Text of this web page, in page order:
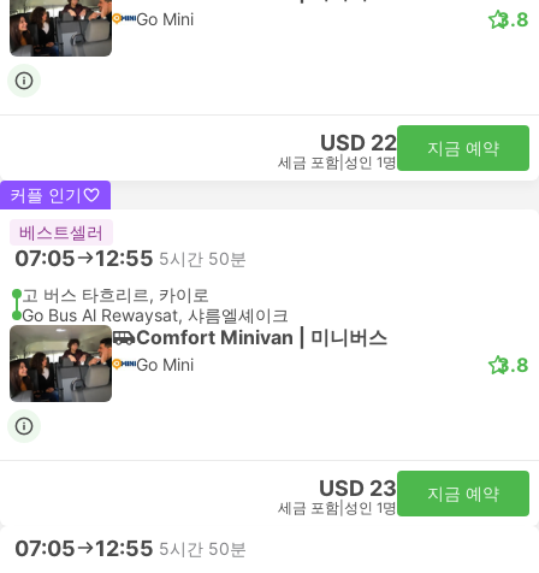
Go Mini 3.8
USD 22
세금 포함 성인 1명
지금 예약
커플 인기
베스트셀러
07:05 12:55 5시간 50분
고 버스 타흐리르, 카이로
Go Bus Al Rewaysat, 샤름엘셰이크
Comfort Minivan | 미니버스
Go Mini 3.8
USD 23
세금 포함 성인 1명
지금 예약
07:05 12:55 5시간 50분